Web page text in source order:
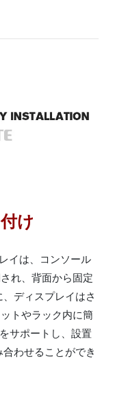
け
イは、コンソール
れ、背面から固定
ディスプレイはさ
トやラック内に簡
サポートし、設置
わせることができ